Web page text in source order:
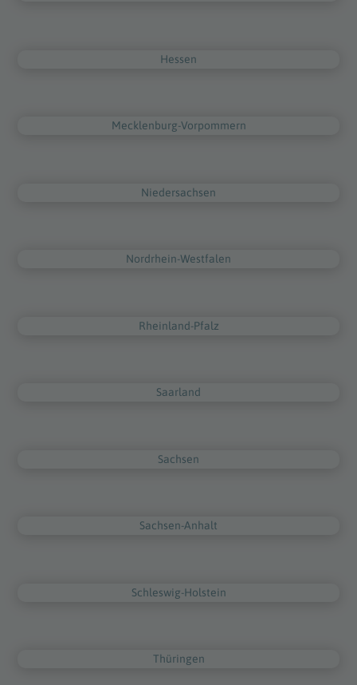
Hessen
Mecklenburg-Vorpommern
Niedersachsen
Nordrhein-Westfalen
Rheinland-Pfalz
Saarland
Sachsen
Sachsen-Anhalt
Schleswig-Holstein
Thüringen